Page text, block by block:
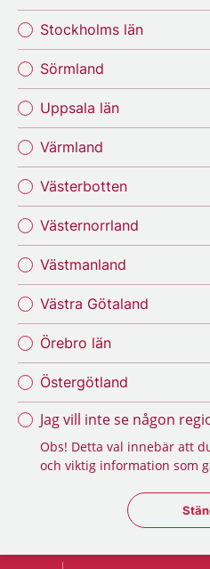
Stockholms län
Sörmland
Uppsala län
Värmland
Västerbotten
Västernorrland
Västmanland
Västra Götaland
Örebro län
Östergötland
Jag vill inte se någon
Obs! Detta val innebär att
och viktig information som